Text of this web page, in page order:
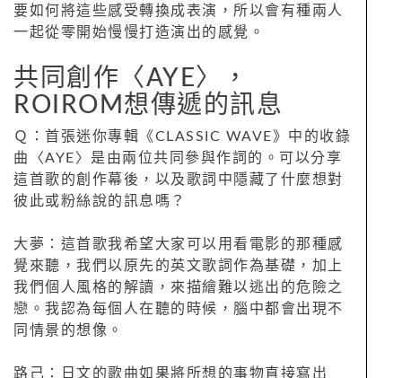
要如何將這些感受轉換成表演，所以會有種兩人
一起從零開始慢慢打造演出的感覺。
共同創作〈AYE〉，
ROIROM想傳遞的訊息
Ｑ：首張迷你專輯《CLASSIC WAVE》中的收錄
曲〈AYE〉是由兩位共同參與作詞的。可以分享
這首歌的創作幕後，以及歌詞中隱藏了什麼想對
彼此或粉絲說的訊息嗎？
大夢：這首歌我希望大家可以用看電影的那種感
覺來聽，我們以原先的英文歌詞作為基礎，加上
我們個人風格的解讀，來描繪難以逃出的危險之
戀。我認為每個人在聽的時候，腦中都會出現不
同情景的想像。
路己：日文的歌曲如果將所想的事物直接寫出